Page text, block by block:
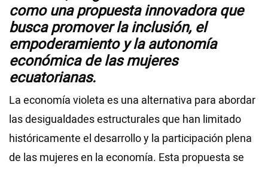
como una propuesta innovadora que
busca promover la inclusión, el
empoderamiento y la autonomía
económica de las mujeres
ecuatorianas.
La economía violeta es una alternativa para abordar
las desigualdades estructurales que han limitado
históricamente el desarrollo y la participación plena
de las mujeres en la economía. Esta propuesta se